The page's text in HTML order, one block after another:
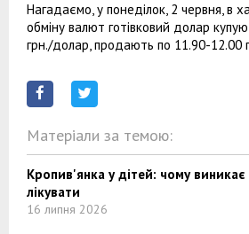
Нагадаємо, у понеділок, 2 червня, в
обміну валют готівковий долар
грн./долар, продають по 11.90-12.00
Матеріали за темою:
Кропив'янка у дітей: чому виникає
лікувати
16 липня 2026